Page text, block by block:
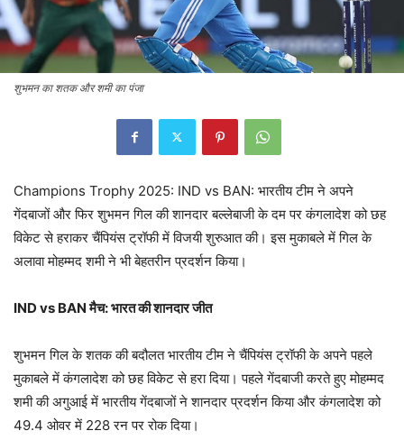
शुभमन का शतक और शमी का पंजा
Champions Trophy 2025: IND vs BAN: भारतीय टीम ने अपने
गेंदबाजों और फिर शुभमन गिल की शानदार बल्लेबाजी के दम पर कंगलादेश को छह
विकेट से हराकर चैंपियंस ट्रॉफी में विजयी शुरुआत की। इस मुकाबले में गिल के
अलावा मोहम्मद शमी ने भी बेहतरीन प्रदर्शन किया।
IND vs BAN मैच: भारत की शानदार जीत
शुभमन गिल के शतक की बदौलत भारतीय टीम ने चैंपियंस ट्रॉफी के अपने पहले
मुकाबले में कंगलादेश को छह विकेट से हरा दिया। पहले गेंदबाजी करते हुए मोहम्मद
शमी की अगुआई में भारतीय गेंदबाजों ने शानदार प्रदर्शन किया और कंगलादेश को
49.4 ओवर में 228 रन पर रोक दिया।